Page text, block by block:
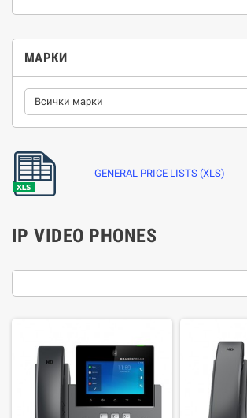
МАРКИ
GENERAL PRICE LISTS (XLS)
IP VIDEO PHONES